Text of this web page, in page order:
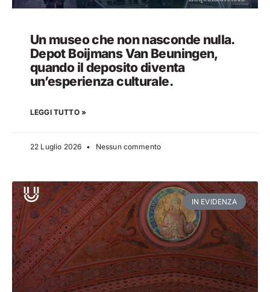
Un museo che non nasconde nulla.
Depot Boijmans Van Beuningen,
quando il deposito diventa
un’esperienza culturale.
LEGGI TUTTO »
22 Luglio 2026 Nessun commento
IN EVIDENZA